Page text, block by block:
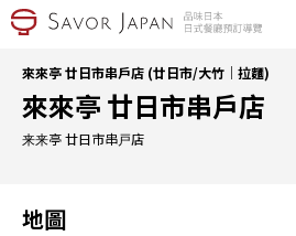
來來亭 廿日市串戶店 (廿日市/大竹｜拉麵)
來來亭 廿日市串戶店
来来亭 廿日市串戸店
地圖